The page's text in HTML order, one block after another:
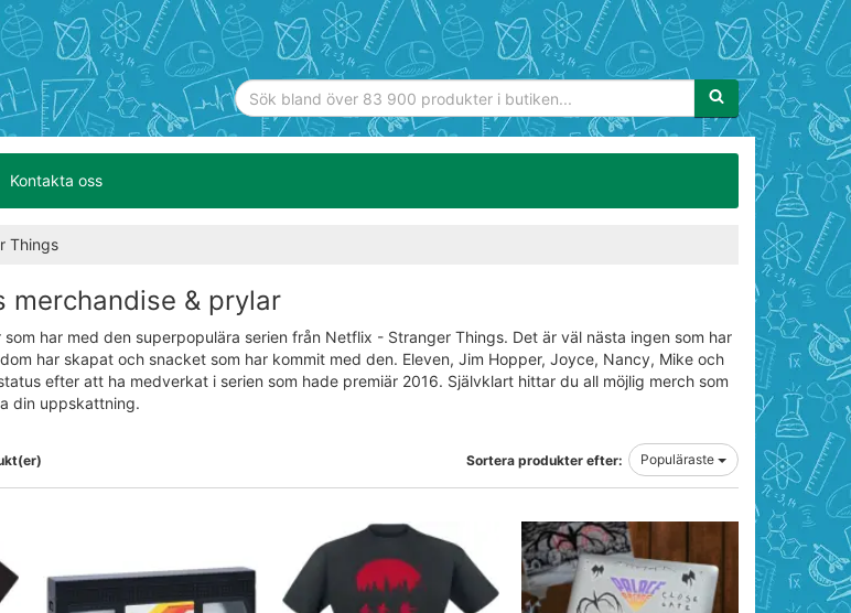
Sökfras:
Kontakta oss
Things
merchandise & prylar
har med den superpopulära serien från Netflix - Stranger Things. Det är väl nästa ingen som har
har skapat och snacket som har kommit med den. Eleven, Jim Hopper, Joyce, Nancy, Mike och
efter att ha medverkat i serien som hade premiär 2016. Självklart hittar du all möjlig merch som
din uppskattning.
Sortera produkter efter: Populäraste